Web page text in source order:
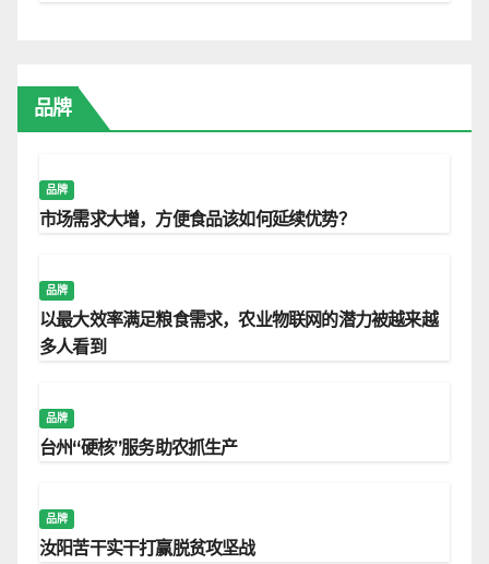
品牌
品牌
市场需求大增，方便食品该如何延续优势？
品牌
以最大效率满足粮食需求，农业物联网的潜力被越来越
多人看到
品牌
台州“硬核”服务助农抓生产
品牌
汝阳苦干实干打赢脱贫攻坚战